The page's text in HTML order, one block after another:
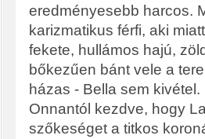
eredményesebb harcos.
karizmatikus férfi, aki
fekete, hullámos hajú,
bőkezűen bánt vele a
házas - Bella sem kivétel.
Onnantól kezdve, hogy
szőkeséget a titkos